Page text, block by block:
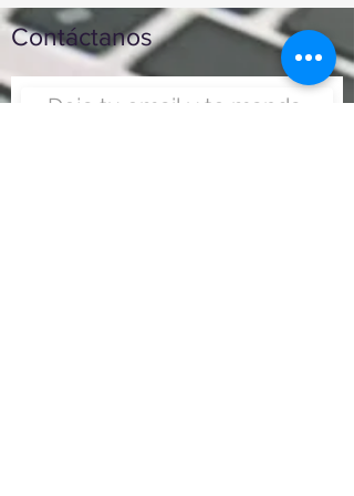
Contáctanos